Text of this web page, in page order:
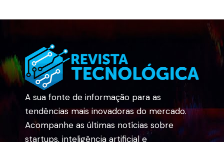
A sua fonte de informação para as
tendências mais inovadoras do mercado.
Acompanhe as últimas notícias sobre
startups, inteligência artificial e